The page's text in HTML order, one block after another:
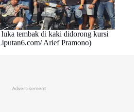
luka tembak di kaki didorong kursi
Arief Pramono)
Advertisement